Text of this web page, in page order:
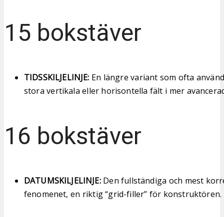
15 bokstäver
TIDSSKILJELINJE: En längre variant som ofta
stora vertikala eller horisontella fält i mer
16 bokstäver
DATUMSKILJELINJE:Den fullständiga och mest
fenomenet, en riktig “grid-filler” för konstruktören.